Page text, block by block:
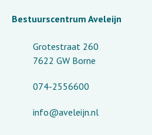
Bestuurscentrum Aveleijn
Grotestraat 260
7622 GW Borne
074-2556600
info@aveleijn.nl